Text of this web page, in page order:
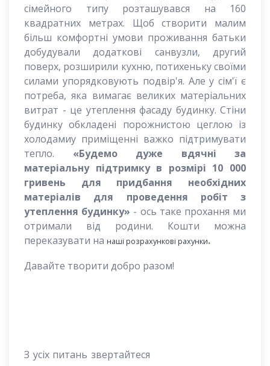
сімейного типу розташувався на 160
квадратних метрах. Щоб створити малим
більш комфортні умови проживання батьки
добудували додаткові санвузли, другий
поверх, розширили кухню, потихеньку своїми
силами упорядковують подвір'я. Але у сім'ї є
потреба, яка вимагає великих матеріальних
витрат - це утеплення фасаду будинку. Стіни
будинку обкладені порожнистою цеглою із
холодамиу приміщенні важко підтримувати
тепло. «Будемо дуже вдячні за
матеріальну підтримку в розмірі 10 000
гривень для придбання необхідних
матеріалів для проведення робіт з
утеплення будинку» - ось таке прохання ми
отримали від родини. Кошти можна
переказувати на наші розрахункові рахунки.
Давайте творити добро разом!
З усіх питань звертайтеся